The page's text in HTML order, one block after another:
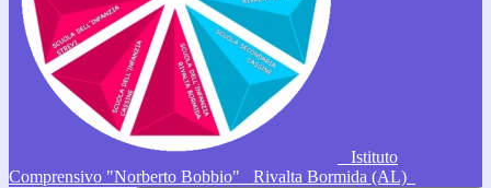
Istituto
Comprensivo "Norberto Bobbio"
Rivalta Bormida (AL)